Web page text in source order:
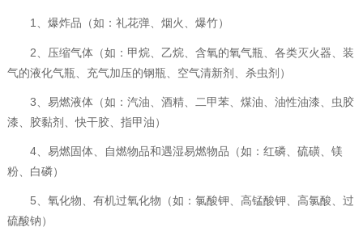
1、爆炸品（如：礼花弹、烟火、爆竹）
2、压缩气体（如：甲烷、乙烷、含氧的氧气瓶、各类灭火器、装
气的液化气瓶、充气加压的钢瓶、空气清新剂、杀虫剂）
3、易燃液体（如：汽油、酒精、二甲苯、煤油、油性油漆、虫胶
漆、胶黏剂、快干胶、指甲油）
4、易燃固体、自燃物品和遇湿易燃物品（如：红磷、硫磺、镁
粉、白磷）
5、氧化物、有机过氧化物（如：氯酸钾、高锰酸钾、高氯酸、过
硫酸钠）